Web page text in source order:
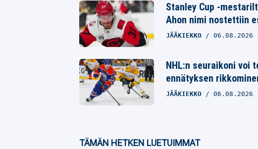
Stanley Cup -
Ahon nimi nostettiin
JÄÄKIEKKO 06.08.2026
NHL:n seuraikoni voi
ennätyksen
JÄÄKIEKKO 06.08.2026
TÄMÄN HETKEN LUETUIMMAT